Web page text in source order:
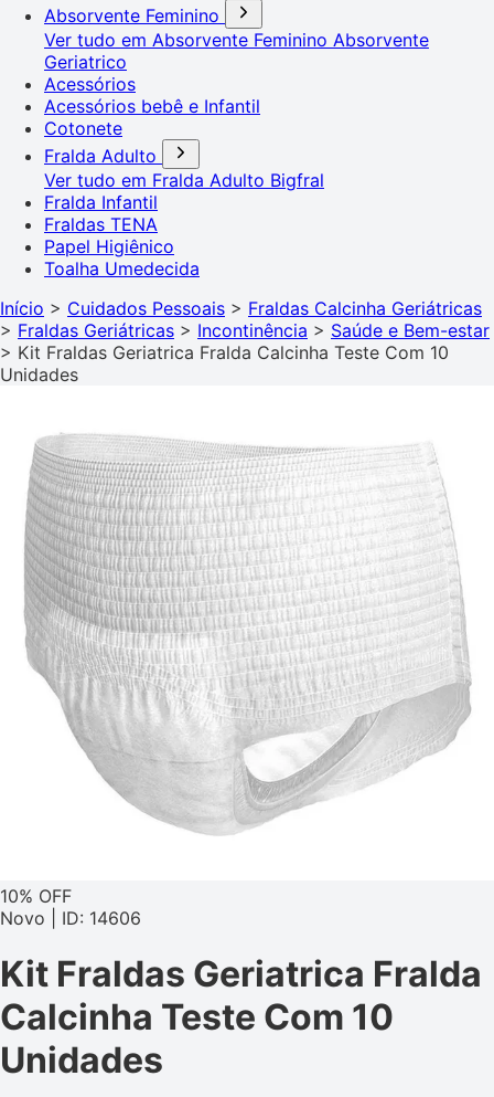
Absorvente Feminino
Ver tudo em Absorvente Feminino Absorvente
Geriatrico
Acessórios
Acessórios bebê e Infantil
Cotonete
Fralda Adulto
Ver tudo em Fralda Adulto Bigfral
Fralda Infantil
Fraldas TENA
Papel Higiênico
Toalha Umedecida
Início > Cuidados Pessoais > Fraldas Calcinha Geriátricas
> Fraldas Geriátricas > Incontinência > Saúde e Bem-estar
> Kit Fraldas Geriatrica Fralda Calcinha Teste Com 10
Unidades
10% OFF
Novo | ID: 14606
Kit Fraldas Geriatrica Fralda
Calcinha Teste Com 10
Unidades